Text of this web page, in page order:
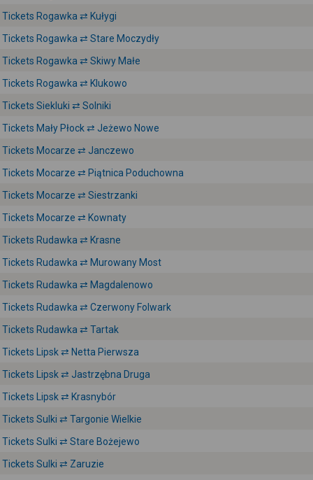
Tickets Rogawka ⇄ Kułygi
Tickets Rogawka ⇄ Stare Moczydły
Tickets Rogawka ⇄ Skiwy Małe
Tickets Rogawka ⇄ Klukowo
Tickets Siekluki ⇄ Solniki
Tickets Mały Płock ⇄ Jeżewo Nowe
Tickets Mocarze ⇄ Janczewo
Tickets Mocarze ⇄ Piątnica Poduchowna
Tickets Mocarze ⇄ Siestrzanki
Tickets Mocarze ⇄ Kownaty
Tickets Rudawka ⇄ Krasne
Tickets Rudawka ⇄ Murowany Most
Tickets Rudawka ⇄ Magdalenowo
Tickets Rudawka ⇄ Czerwony Folwark
Tickets Rudawka ⇄ Tartak
Tickets Lipsk ⇄ Netta Pierwsza
Tickets Lipsk ⇄ Jastrzębna Druga
Tickets Lipsk ⇄ Krasnybór
Tickets Sulki ⇄ Targonie Wielkie
Tickets Sulki ⇄ Stare Bożejewo
Tickets Sulki ⇄ Zaruzie